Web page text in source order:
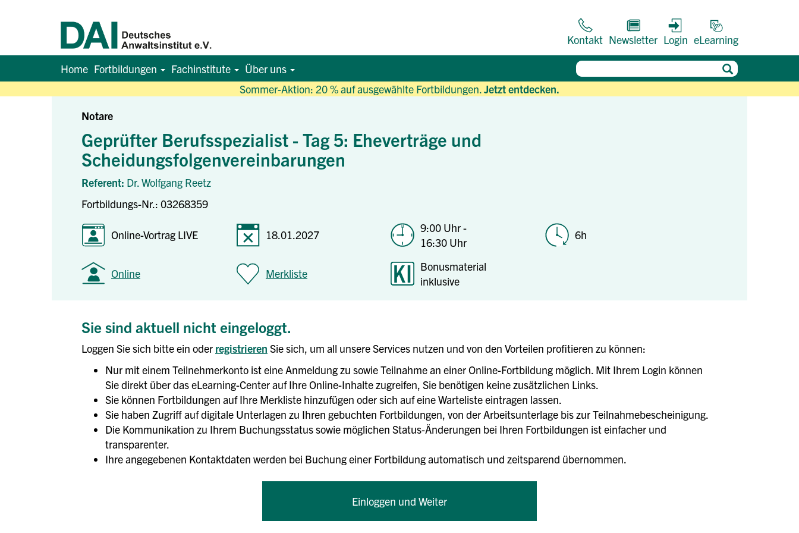
Sommer-Aktion: 20 % auf ausgewählte Fortbildungen.Jetzt entdecken.
Kontakt Newsletter Login eLearning
Home Fortbildungen Fachinstitute Über uns
Notare
Geprüfter Berufsspezialist - Tag 5: Eheverträge und
Scheidungsfolgenvereinbarungen
Referent: Dr. Wolfgang Reetz
Fortbildungs-Nr.: 03268359
Online-Vortrag LIVE 18.01.2027
9:00 Uhr -
16:30 Uhr
6h
Online Merkliste
Bonusmaterial
inklusive
Sie sind aktuell nicht eingeloggt.
Loggen Sie sich bitte ein oder registrieren Sie sich, um all unsere Services nutzen und von den Vorteilen profitieren zu können:
Nur mit einem Teilnehmerkonto ist eine Anmeldung zu sowie Teilnahme an einer Online-Fortbildung möglich. Mit Ihrem Login können
Sie direkt über das eLearning-Center auf Ihre Online-Inhalte zugreifen, Sie benötigen keine zusätzlichen Links.
Sie können Fortbildungen auf Ihre Merkliste hinzufügen oder sich auf eine Warteliste eintragen lassen.
Sie haben Zugriff auf digitale Unterlagen zu Ihren gebuchten Fortbildungen, von der Arbeitsunterlage bis zur Teilnahmebescheinigung.
Die Kommunikation zu Ihrem Buchungsstatus sowie möglichen Status-Änderungen bei Ihren Fortbildungen ist einfacher und
transparenter.
Ihre angegebenen Kontaktdaten werden bei Buchung einer Fortbildung automatisch und zeitsparend übernommen.
Einloggen und Weiter